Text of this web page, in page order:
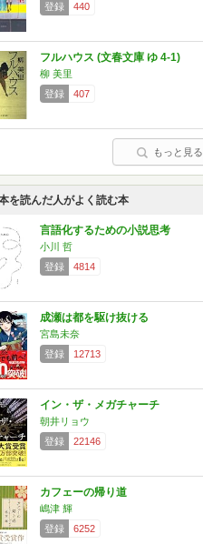
登録
440
フルハウス (文春文庫 ゆ 4-1)
柳 美里
登録
407
もっと見る
を読んだ人がよく読む本
言語化するための小説思考
小川 哲
登録
4814
成瀬は都を駆け抜ける
宮島未奈
登録
12713
イン・ザ・メガチャーチ
朝井リョウ
登録
22146
カフェーの帰り道
嶋津 輝
登録
6252